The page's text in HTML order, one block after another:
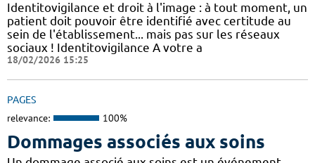
Identitovigilance et droit à l'image : à tout moment, un
patient doit pouvoir être identifié avec certitude au
sein de l'établissement... mais pas sur les réseaux
sociaux ! Identitovigilance A votre a
18/02/2026 15:25
PAGES
relevance: 100%
Dommages associés aux soins